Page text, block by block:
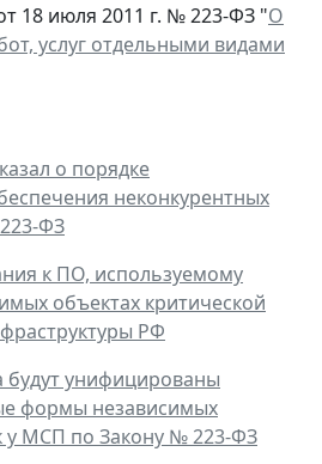
18 июля 2011 г. № 223-ФЗ "О
услуг отдельными видами
о порядке
неконкурентных
ФЗ
к ПО, используемому
объектах критической
РФ
будут унифицированы
формы независимых
у МСП по Закону № 223-ФЗ